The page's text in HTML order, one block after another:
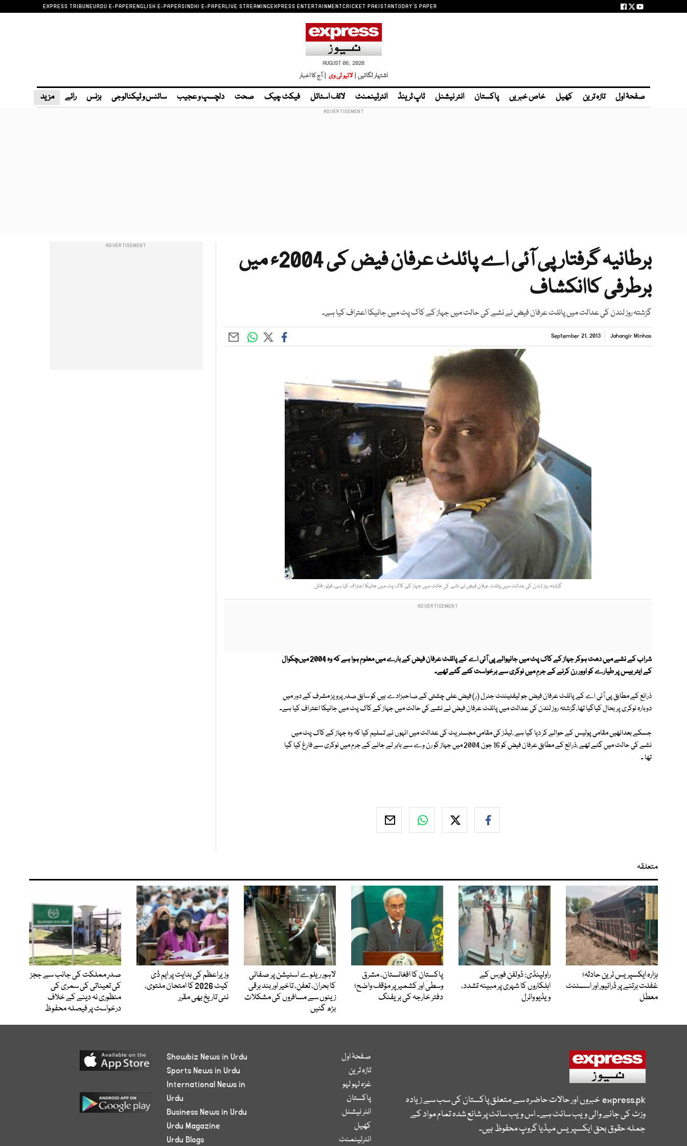
EXPRESS TRIBUNEURDU E-PAPERENGLISH E-PAPERSINDHI E-PAPERLIVE STREAMINGEXPRESS ENTERTAINMENTCRICKET PAKISTANTODAY'S PAPER
AUGUST 06, 2026
اشتہار لگائیں | لائیو ٹی وی | آج کا اخبار
صفحۂ اول تازہ ترین کھیل خاص خبریں پاکستان انٹر نیشنل ٹاپ ٹرینڈ انٹرٹینمنٹ لائف اسٹائل فیکٹ چیک صحت دلچسپ و عجیب سائنس و ٹیکنالوجی بزنس رائے مزید
برطانیہ گرفتارپی آئی اے پائلٹ عرفان فیض کی 2004ء میں
برطرفی کاانکشاف
گزشتہ روز لندن کی عدالت میں پائلٹ عرفان فیض نے نشے کی حالت میں جہاز کے کاک پٹ میں جانیکا اعتراف کیا ہے۔
Jahangir Minhas
September 21, 2013
گزشتہ روز لندن کی عدالت میں پائلٹ عرفان فیض نے نشے کی حالت میں جہاز کے کاک پٹ میں جانیکا اعتراف کیا ہے۔ فوٹو : فائل
شراب کے نشے میں دھت ہوکر جہاز کے کاک پٹ میں جانیوالے پی آئی اے کے پائلٹ عرفان فیض کے بارے میں معلوم ہوا ہے کہ وہ 2004 میںچکوال
کے ایئر بیس پر طیارے کو اوور رن کرنے کے جرم میں نوکری سے برخواست کئے گئے تھے۔
ذرائع کے مطابق پی آئی اے کے پائلٹ عرفان فیض جو لیفٹیننٹ جنرل (ر) فیض علی چشتی کے صاحبزادے ہیں کو سابق صدرپرویز مشرف کے دور میں
دوبارہ نوکری پر بحال کیاگیا تھا،گزشتہ روز لندن کی عدالت میں پائلٹ عرفان فیض نے نشے کی حالت میں جہاز کے کاک پٹ میں جانیکا اعتراف کیا ہے۔
جسکے بعدانھیں مقامی پولیس کے حوالے کر دیا گیا ہے ،لیڈز کی مقامی مجسٹریٹ کی عدالت میں انہوں نے تسلیم کیا کہ وہ جہاز کے کاک پٹ میں
نشے کی حالت میں گئے تھے ،ذرائع کے مطابق عرفان فیض کو 16 جون 2004 میں جہاز کو رن وے سے باہر لے جانے کے جرم میں نوکری سے فارغ کیا گیا
تھا ۔
متعلقہ
ہزارہ ایکسپریس ٹرین حادثہ؛
غفلت برتنے پر ڈرائیور اور اسسٹنٹ
معطل
راولپنڈی: ڈولفن فورس کے
اہلکاروں کا شہری پر مبینہ تشدد،
ویڈیو وائرل
پاکستان کا افغانستان، مشرق
وسطیٰ اور کشمیر پر مؤقف واضح؛
دفتر خارجہ کی بریفنگ
لاہور ریلوے اسٹیشن پر صفائی
کا بحران، تعفن، تاخیر اور بند برقی
زینوں سے مسافروں کی مشکلات
بڑھ گئیں
وزیراعظم کی ہدایت پر ایم ڈی
کیٹ 2026 کا امتحان ملتوی،
نئی تاریخ بھی مقرر
صدرِ مملکت کی جانب سے ججز
کی تعیناتی کی سمری کی
منظوری نہ دینے کے خلاف
درخواست پر فیصلہ محفوظ
express.pkخبروں اور حالات حاضرہ سے متعلق پاکستان کی سب سے زیادہ
وزٹ کی جانے والی ویب سائٹ ہے۔ اس ویب سائٹ پر شائع شدہ تمام مواد کے
جملہ حقوق بحق ایکسپریس میڈیا گروپ محفوظ ہیں۔
صفحۂ اول
تازہ ترین
غزہ لہو لہو
پاکستان
انٹر نیشنل
کھیل
انٹرٹینمنٹ
Showbiz News in Urdu
Sports News in Urdu
International News in
Urdu
Business News in Urdu
Urdu Magazine
Urdu Blogs